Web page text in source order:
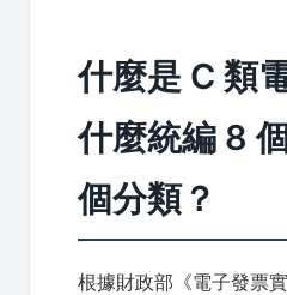
什麼是 C 類
什麼統編 8
個分類？
根據財政部《電子發票